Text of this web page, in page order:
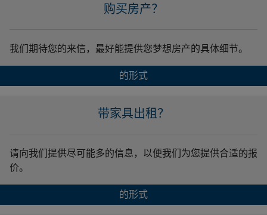
购买房产？
我们期待您的来信，最好能提供您梦想房产的具体细节。
的形式
带家具出租？
请向我们提供尽可能多的信息，以便我们为您提供合适的报
价。
的形式